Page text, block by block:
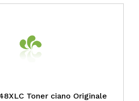
Toner ciano Originale